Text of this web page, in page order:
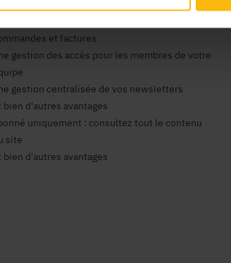
et factures
gestion des accès pour les membres de votre
gestion centralisée de vos newsletters
bien d'autres avantages
uniquement : consultez tout le contenu
site
bien d'autres avantages